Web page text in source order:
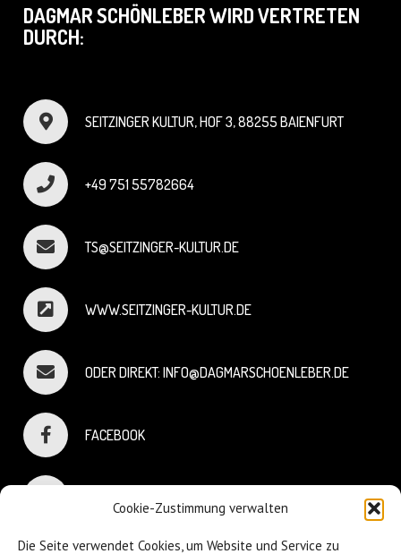
Cookie-Zustimmung verwalten
Die Seite verwendet Cookies, um Website und Service zu
DAGMAR SCHÖNLEBER WIRD VERTRETEN
DURCH:
SEITZINGER KULTUR, HOF 3, 88255 BAIENFURT
+49 751 55782664
TS@SEITZINGER-KULTUR.DE
WWW.SEITZINGER-KULTUR.DE
ODER DIREKT: INFO@DAGMARSCHOENLEBER.DE
FACEBOOK